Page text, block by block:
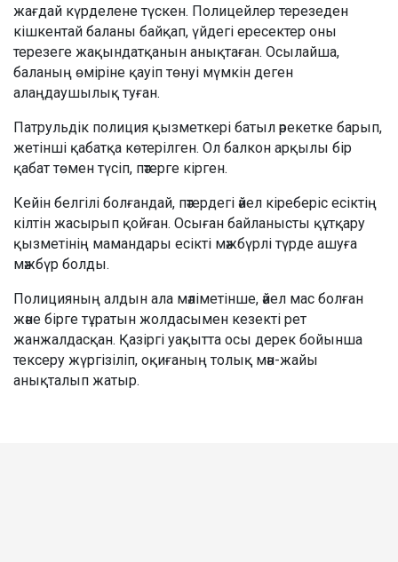
жағдай күрделене түскен. Полицейлер терезеден
кішкентай баланы байқап, үйдегі ересектер оны
терезеге жақындатқанын анықтаған. Осылайша,
баланың өміріне қауіп төнуі мүмкін деген
алаңдаушылық туған.
Патрульдік полиция қызметкері батыл әрекетке барып,
жетінші қабатқа көтерілген. Ол балкон арқылы бір
қабат төмен түсіп, пәтерге кірген.
Кейін белгілі болғандай, пәтердегі әйел кіреберіс есіктің
кілтін жасырып қойған. Осыған байланысты құтқару
қызметінің мамандары есікті мәжбүрлі түрде ашуға
мәжбүр болды.
Полицияның алдын ала мәліметінше, әйел мас болған
және бірге тұратын жолдасымен кезекті рет
жанжалдасқан. Қазіргі уақытта осы дерек бойынша
тексеру жүргізіліп, оқиғаның толық мән-жайы
анықталып жатыр.